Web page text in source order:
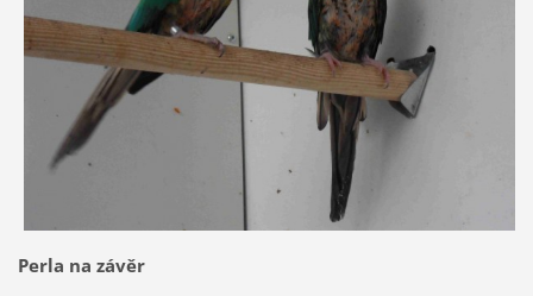
Perla na závěr